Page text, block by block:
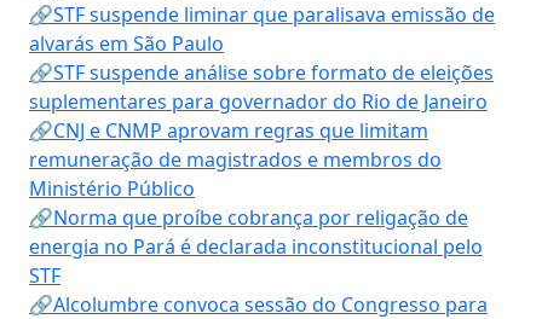
🔗STF suspende liminar que paralisava emissão de
alvarás em São Paulo
🔗STF suspende análise sobre formato de eleições
suplementares para governador do Rio de Janeiro
🔗CNJ e CNMP aprovam regras que limitam
remuneração de magistrados e membros do
Ministério Público
🔗Norma que proíbe cobrança por religação de
energia no Pará é declarada inconstitucional pelo
STF
🔗Alcolumbre convoca sessão do Congresso para